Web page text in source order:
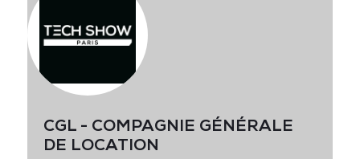
Data & AI Leaders Summit
Data Centre World
CGL - COMPAGNIE GÉNÉRALE
DE LOCATION